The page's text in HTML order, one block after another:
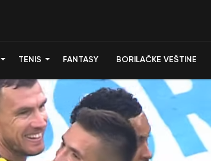
TENIS FANTASY BORILAČKE VEŠTINE